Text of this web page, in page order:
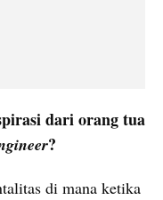
dari orang tua
?
di mana ketika